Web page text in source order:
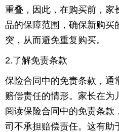
育
儿
旅
游
游
戏
快
讯
财
重叠，因此，在购买前，家
品的保障范围，确保新购买
突，从而避免重复购买。
2.了解免责条款
保险合同中的免责条款，通
赔偿责任的情形。家长在为
阅读保险合同中的免责条款
司不承担赔偿责任。这有助